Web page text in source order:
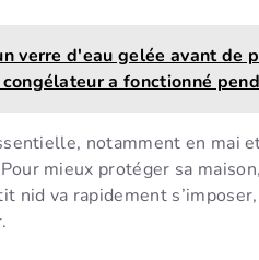
verre d'eau gelée avant de
a fonctionné
notamment en mai
mieux protéger sa
nid va rapidement